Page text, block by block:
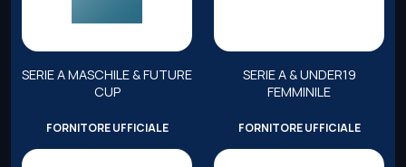
SERIE A MASCHILE & FUTURE
CUP
SERIE A & UNDER19
FEMMINILE
FORNITORE UFFICIALE FORNITORE UFFICIALE